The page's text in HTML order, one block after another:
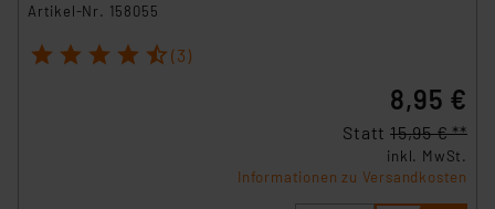
Artikel-Nr. 158055
1 2 3 4 5 (3)
8,95 €
Statt 15,95 € **
inkl. MwSt.
Informationen zu Versandkosten